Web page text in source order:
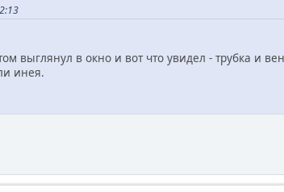
выглянул в окно и вот что увидел - трубка и
инея.